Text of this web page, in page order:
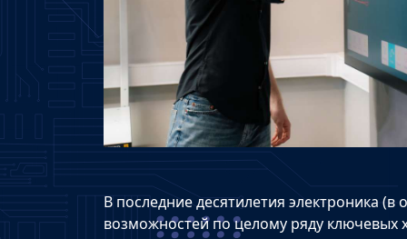
В последние десятилетия электроника
возможностей по целому ряду ключевых